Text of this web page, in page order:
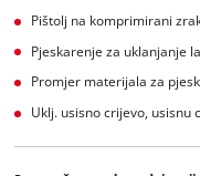
Pištolj na komprimirani
Pjeskarenje za uklanjanje
Promjer materijala za
Uklj. usisno crijevo, usisnu